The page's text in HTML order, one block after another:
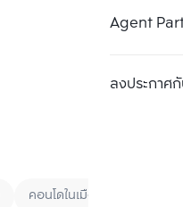
Agent
ลงประกาศกั
คอนโดในเมือง